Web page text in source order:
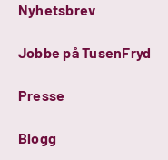
Nyhetsbrev
Jobbe på TusenFryd
Presse
Blogg